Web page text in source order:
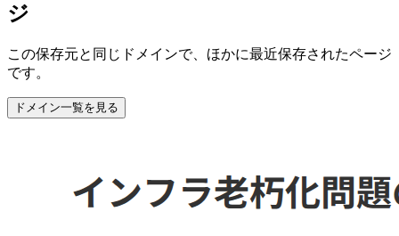
ジ
この保存元と同じドメインで、ほかに最近保存されたページ
です。
ドメイン一覧を見る